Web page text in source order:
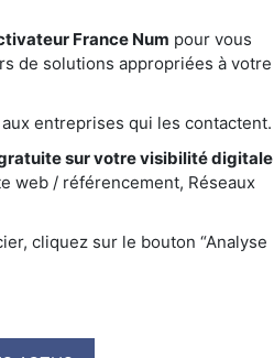
France Num pour vous
de solutions appropriées à votre
entreprises qui les contactent.
sur votre visibilité digitale
web / référencement, Réseaux
cliquez sur le bouton “Analyse